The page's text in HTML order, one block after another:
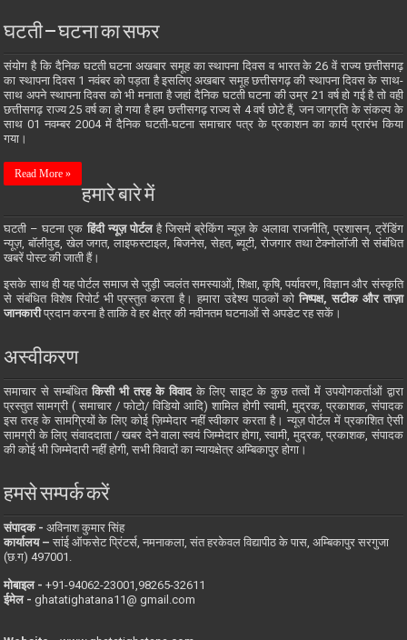
घटती – घटना का सफर
संयोग है कि दैनिक घटती घटना अखबार समूह का स्थापना दिवस व भारत के 26 वें राज्य छत्तीसगढ़
का स्थापना दिवस 1 नवंबर को पड़ता है इसलिए अखबार समूह छत्तीसगढ़ की स्थापना दिवस के साथ-
साथ अपने स्थापना दिवस को भी मनाता है जहां दैनिक घटती घटना की उम्र 21 वर्ष हो गई है तो वही
छत्तीसगढ़ राज्य 25 वर्ष का हो गया है हम छत्तीसगढ़ राज्य से 4 वर्ष छोटे हैं, जन जाग्रति के संकल्प के
साथ 01 नवम्बर 2004 में दैनिक घटती-घटना समाचार पत्र के प्रकाशन का कार्य प्रारंभ किया
गया।
Read More »
हमारे बारे में
घटती – घटना एक हिंदी न्यूज़ पोर्टलहै जिसमें ब्रेकिंग न्यूज़ के अलावा राजनीति, प्रशासन, ट्रेंडिंग
न्यूज़, बॉलीवुड, खेल जगत, लाइफस्टाइल, बिजनेस, सेहत, ब्यूटी, रोजगार तथा टेक्नोलॉजी से संबंधित
खबरें पोस्ट की जाती हैं।
इसके साथ ही यह पोर्टल समाज से जुड़ी ज्वलंत समस्याओं, शिक्षा, कृषि, पर्यावरण, विज्ञान और संस्कृति
से संबंधित विशेष रिपोर्ट भी प्रस्तुत करता है। हमारा उद्देश्य पाठकों कोनिष्पक्ष, सटीक और ताज़ा
जानकारीप्रदान करना है ताकि वे हर क्षेत्र की नवीनतम घटनाओं से अपडेट रह सकें।
अस्वीकरण
समाचार से सम्बंधितकिसी भी तरह के विवादके लिए साइट के कुछ तत्वों में उपयोगकर्ताओं द्वारा
प्रस्तुत सामग्री ( समाचार / फोटो/ विडियो आदि) शामिल होगी स्वामी, मुद्रक, प्रकाशक, संपादक
इस तरह के सामग्रियों के लिए कोई ज़िम्मेदार नहीं स्वीकार करता है। न्यूज़ पोर्टल में प्रकाशित ऐसी
सामग्री के लिए संवाददाता / खबर देने वाला स्वयं जिम्मेदार होगा, स्वामी, मुद्रक, प्रकाशक, संपादक
की कोई भी जिम्मेदारी नहीं होगी, सभी विवादों का न्यायक्षेत्र अम्बिकापुर होगा।
हमसे सम्पर्क करें
संपादक -अविनाश कुमार सिंह
कार्यालय –सांई ऑफसेट प्रिंटर्स, नमनाकला, संत हरकेवल विद्यापीठ के पास, अम्बिकापुर सरगुजा
(छ.ग) 497001.
मोबाइल - ‪+91-94062-23001‬,98265-32611
ईमेल -ghatatighatana11@ gmail.com